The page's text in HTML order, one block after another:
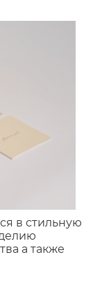
в стильную
а также